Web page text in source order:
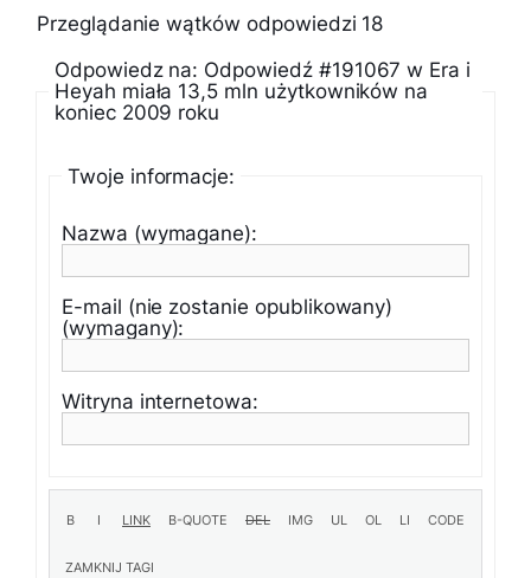
Przeglądanie wątków odpowiedzi 18
Odpowiedz na: Odpowiedź #191067 w Era i
Heyah miała 13,5 mln użytkowników na
koniec 2009 roku
Twoje informacje:
Nazwa (wymagane):
E-mail (nie zostanie opublikowany)
(wymagany):
Witryna internetowa: